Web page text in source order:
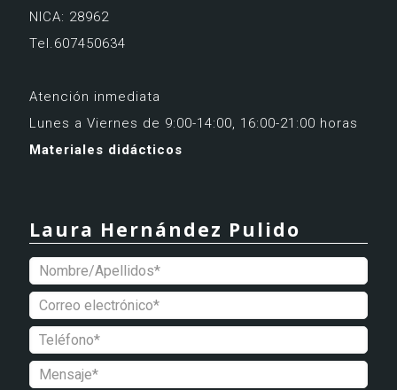
NICA: 28962
Tel.607450634
Atención inmediata
Lunes a Viernes de 9:00-14:00, 16:00-21:00 horas
Materiales didácticos
Laura Hernández Pulido